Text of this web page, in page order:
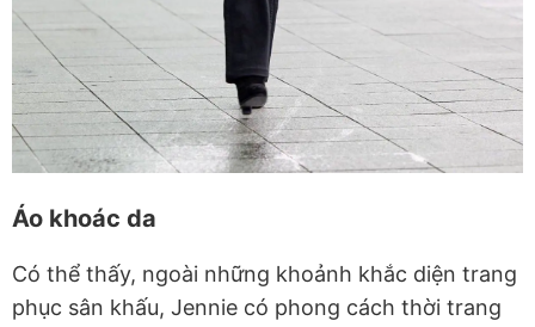
Áo khoác da
Có thể thấy, ngoài những khoảnh khắc diện trang
phục sân khấu, Jennie có phong cách thời trang